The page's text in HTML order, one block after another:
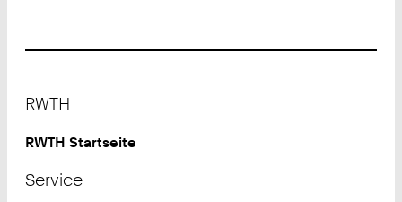
RWTH
RWTH Startseite
Service